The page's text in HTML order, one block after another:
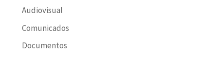
Audiovisual
Comunicados
Documentos